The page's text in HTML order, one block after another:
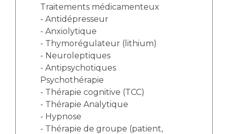
Traitements médicamenteux
- Antidépresseur
- Anxiolytique
- Thymorégulateur (lithium)
- Neuroleptiques
- Antipsychotiques
Psychothérapie
- Thérapie cognitive (TCC)
- Thérapie Analytique
- Hypnose
- Thérapie de groupe (patient,